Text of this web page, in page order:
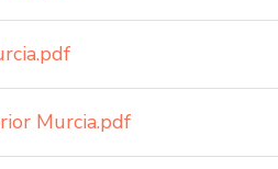
Murcia.pdf